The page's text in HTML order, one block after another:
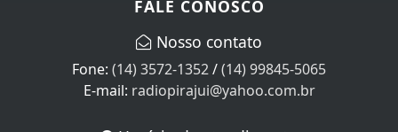
(14) 3572-1352/(14) 99845-5065
E-mail:radiopirajui@yahoo.com.br